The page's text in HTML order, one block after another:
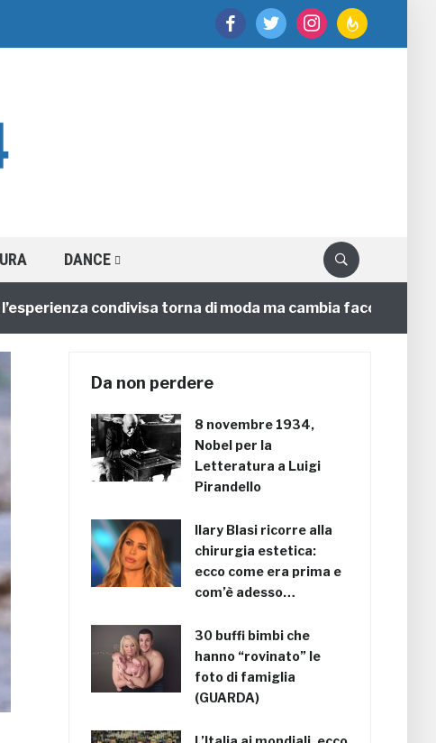
facebooktwitter instagramfeedburner
DANCE
condivisa torna di moda ma cambia faccia
Da non perdere
8 novembre 1934,
Nobel per la
Letteratura a Luigi
Pirandello
Ilary Blasi ricorre alla
chirurgia estetica:
ecco come era prima e
com’è adesso…
30 buffi bimbi che
hanno “rovinato” le
foto di famiglia
(GUARDA)